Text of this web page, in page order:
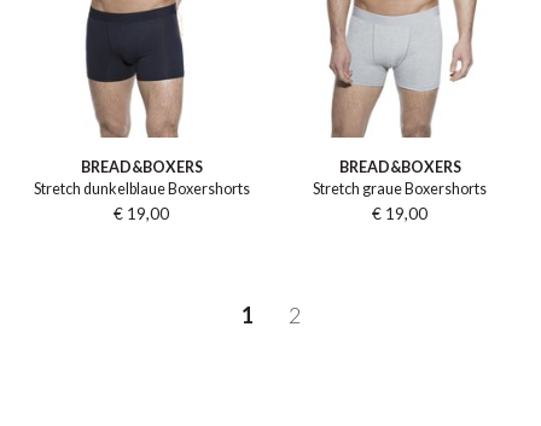
BREAD&BOXERS
Stretch dunkelblaue Boxershorts
€ 19,00
BREAD&BOXERS
Stretch graue Boxershorts
€ 19,00
1 2